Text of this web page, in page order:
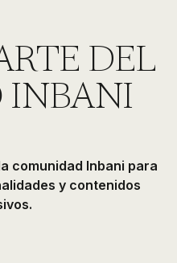
DEL
INBANI
comunidad Inbani para
y contenidos